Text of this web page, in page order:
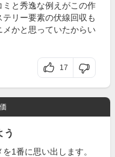
と秀逸な例えがこの作
リー要素の伏線回収も
かと思っていたからい
17
う
1番に思い出します。